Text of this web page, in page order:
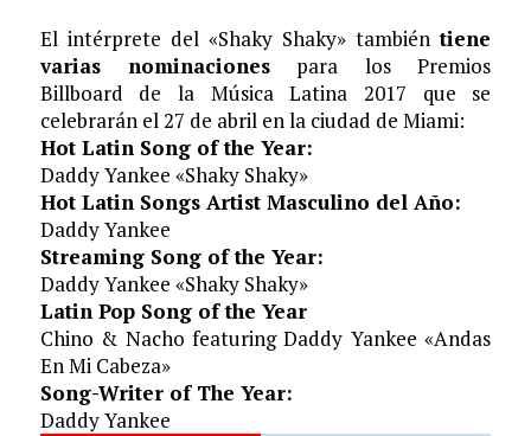
El intérprete del «Shaky Shaky» tambiéntiene
varias nominaciones para los Premios
Billboard de la Música Latina 2017 que se
celebrarán el 27 de abril en la ciudad de Miami:
Hot Latin Song of the Year:
Daddy Yankee «Shaky Shaky»
Hot Latin Songs Artist Masculino del Año:
Daddy Yankee
Streaming Song of the Year:
Daddy Yankee «Shaky Shaky»
Latin Pop Song of the Year
Chino & Nacho featuring Daddy Yankee «Andas
En Mi Cabeza»
Song-Writer of The Year:
Daddy Yankee